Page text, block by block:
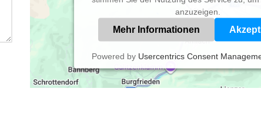
anzuzeigen.
Mehr Informationen
Powered by Usercentrics Consent